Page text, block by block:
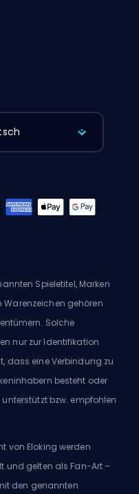
Spieletitel, Marken
gehören
Solche
nur zur Identifikation
dass eine Verbindung zu
besteht oder
bzw. empfohlen
von Eloking werden
und gelten als Fan-Art –
den genannten